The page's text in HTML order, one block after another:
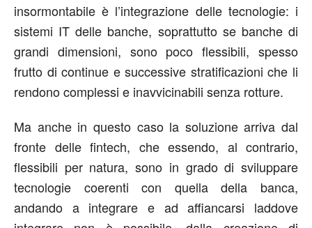
insormontabile è l’integrazione delle tecnologie: i
sistemi IT delle banche, soprattutto se banche di
grandi dimensioni, sono poco flessibili, spesso
frutto di continue e successive stratificazioni che li
rendono complessi e inavvicinabili senza rotture.
Ma anche in questo caso la soluzione arriva dal
fronte delle fintech, che essendo, al contrario,
flessibili per natura, sono in grado di sviluppare
tecnologie coerenti con quella della banca,
andando a integrare e ad affiancarsi laddove